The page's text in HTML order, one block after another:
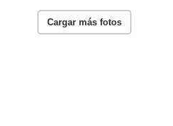
Cargar más fotos